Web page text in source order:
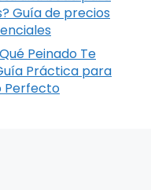
Guía de precios
Peinado Te
Práctica para
Perfecto